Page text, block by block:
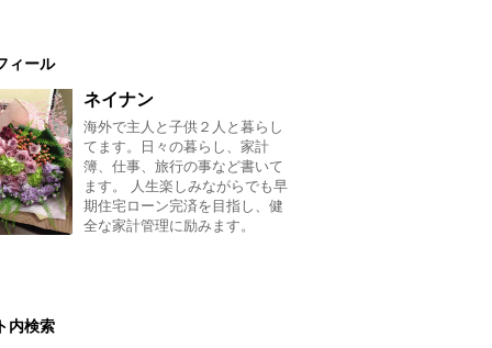
ィール
ネイナン
海外で主人と子供２人と暮らし
てます。日々の暮らし、家計
簿、仕事、旅行の事など書いて
ます。 人生楽しみながらでも早
期住宅ローン完済を目指し、健
全な家計管理に励みます。
内検索